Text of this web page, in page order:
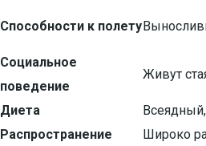
Способности к полету
Социальное
поведение
Живут
Диета
Распространение
Широко